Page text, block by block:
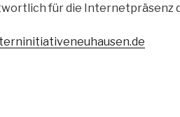
für die Internetpräsenz